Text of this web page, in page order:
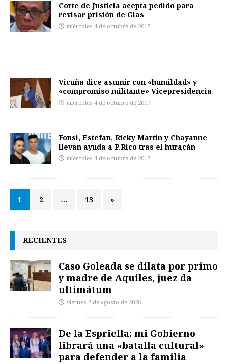
Corte de Justicia acepta pedido para
revisar prisión de Glas
miércoles 4 de octubre de 2017
Vicuña dice asumir con «humildad» y
«compromiso militante» Vicepresidencia
miércoles 4 de octubre de 2017
Fonsi, Estefan, Ricky Martin y Chayanne
llevan ayuda a P.Rico tras el huracán
miércoles 4 de octubre de 2017
1 2 … 13 »
RECIENTES
Caso Goleada se dilata por primo
y madre de Aquiles, juez da
ultimátum
viernes 7 de agosto de 2026
De la Espriella: mi Gobierno
librará una «batalla cultural»
para defender a la familia